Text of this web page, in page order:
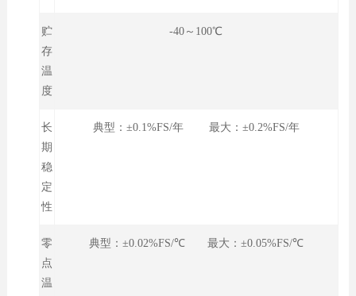
贮
存
温
度
-40～100℃
长
期
稳
定
性
典型：±0.1%FS/年 最大：±0.2%FS/年
零
点
温
典型：±0.02%FS/℃ 最大：±0.05%FS/℃